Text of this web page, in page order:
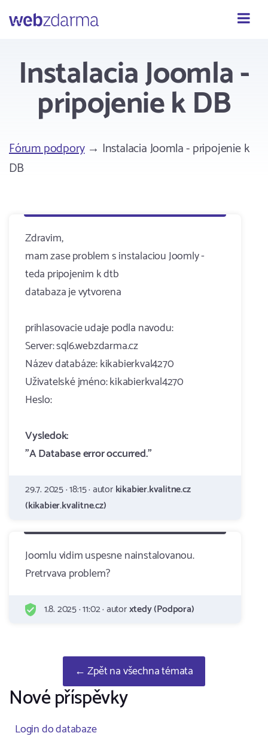
Webzdarma
Instalacia Joomla -
pripojenie k DB
Fórum podpory→ Instalacia Joomla - pripojenie k
DB
Zdravim,
mam zase problem s instalaciou Joomly -
teda pripojenim k dtb
databaza je vytvorena
prihlasovacie udaje podla navodu:
Server: sql6.webzdarma.cz
Název databáze: kikabierkval4270
Uživatelské jméno: kikabierkval4270
Heslo:
Vysledok:
"A Database error occurred."
29.7. 2025 · 18:15 · autorkikabier.kvalitne.cz
(kikabier.kvalitne.cz)
Joomlu vidim uspesne nainstalovanou.
Pretrvava problem?
1.8. 2025 · 11:02 · autorxtedy (Podpora)
← Zpět na všechna témata
Nové příspěvky
Login do databaze